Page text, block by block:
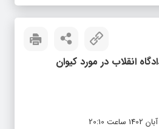
انقلاب در مورد کیوان